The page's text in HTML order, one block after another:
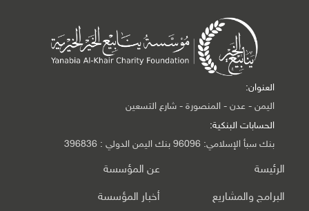
العنوان:
اليمن - عدن - المنصورة - شارع التسعين
الحسابات البنكية:
بنك سبأ الإسلامي: 96096 بنك اليمن الدولي : 396836
الرئيسة عن المؤسسة
البرامج والمشاريع أخبار المؤسسة